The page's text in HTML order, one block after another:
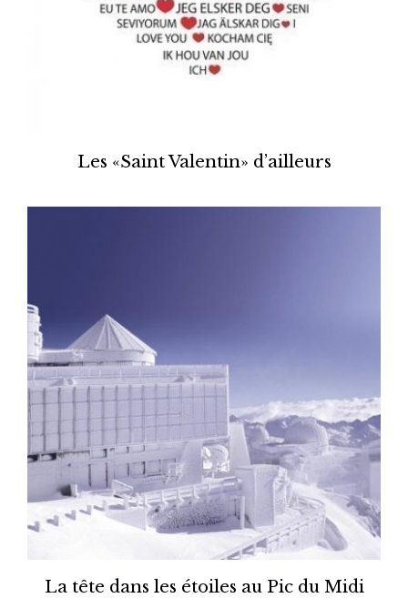
Les «Saint Valentin» d’ailleurs
La tête dans les étoiles au Pic du Midi